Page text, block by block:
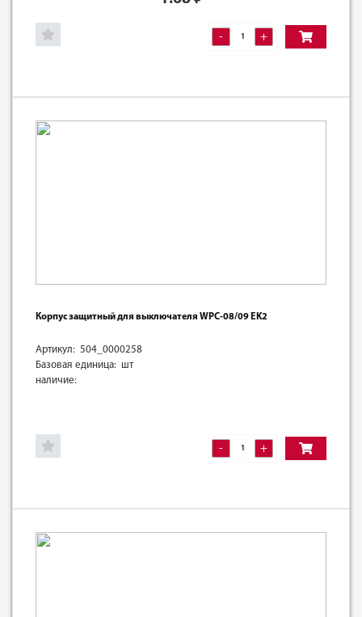
- +
Корпус защитный для выключателя WPC-08/09 EK2
Артикул: 504_0000258
Базовая единица: шт
наличие:
- +